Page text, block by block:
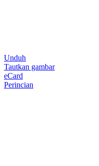
Unduh
Tautkan gambar
eCard
Perincian